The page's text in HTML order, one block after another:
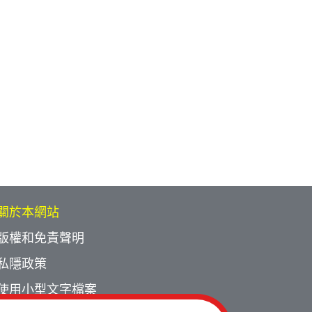
於本網站
權和免責聲明
隱政策
用小型文字檔案